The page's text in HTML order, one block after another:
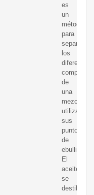
es
un
método
para
separar
los
diferentes
de
una
mezcla
utilizando
sus
puntos
de
ebullición.
El
se
destila